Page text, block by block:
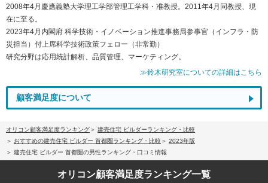
2008年4月慶應義塾大学理工学部管理工学科・准教授。2011年4月同教授、現
在に至る。
2023年4月内閣府 科学技術・イノベーション推進事務局参事官（インフラ・防
災担当）付上席科学技術政策フェロー（非常勤）
研究分野は応用統計解析、品質管理、マーケティング。
≫鈴木研究室についての詳細はこちら
顧客満足度について
オリコン顧客満足度ランキング
建売住宅 ビルダーランキング・比較
おすすめの建売住宅 ビルダー 首都圏ランキング・比較
2023年版
建売住宅 ビルダー 首都圏の男性ランキング・口コミ情報
オリコン顧客満足度ランキング一覧